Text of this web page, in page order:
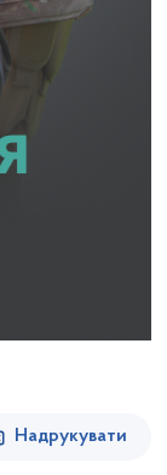
Надрукувати